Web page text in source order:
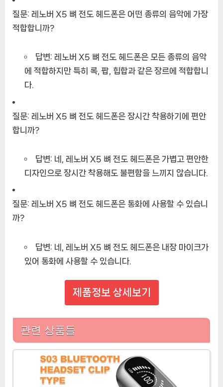
질문: 레노버 X5 뼈 전도 헤드폰은 어떤 종류의 음악에 가장
적합합니까?
답변: 레노버 X5 뼈 전도 헤드폰은 모든 종류의 음악
에 적합하지만 특히 록, 팝, 힙합과 같은 장르에 적합합니
다.
질문: 레노버 X5 뼈 전도 헤드폰은 장시간 착용하기에 편안
합니까?
답변: 네, 레노버 X5 뼈 전도 헤드폰은 가볍고 편안한
디자인으로 장시간 착용해도 불편함을 느끼지 않습니다.
질문: 레노버 X5 뼈 전도 헤드폰은 통화에 사용할 수 있습니
까?
답변: 네, 레노버 X5 뼈 전도 헤드폰은 내장 마이크가
있어 통화에 사용할 수 있습니다.
제품정보 상세보기
관련 상품들